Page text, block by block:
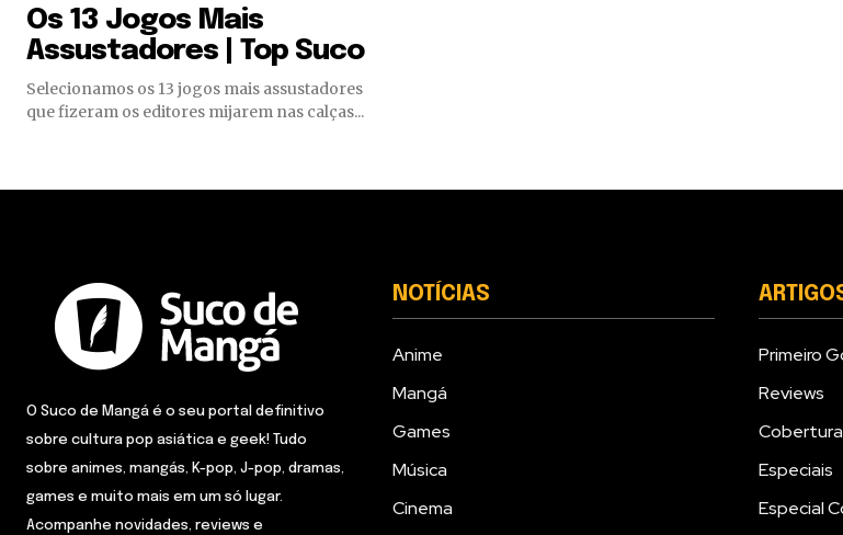
Os 13 Jogos Mais
Assustadores | Top Suco
Selecionamos os 13 jogos mais assustadores
que fizeram os editores mijarem nas calças...
O Suco de Mangá é o seu portal definitivo
sobre cultura pop asiática e geek! Tudo
sobre animes, mangás, K-pop, J-pop, dramas,
games e muito mais em um só lugar.
Acompanhe novidades, reviews e
NOTÍCIAS
Anime
Mangá
Games
Música
Cinema
Primeiro
Reviews
Especiais
Especial